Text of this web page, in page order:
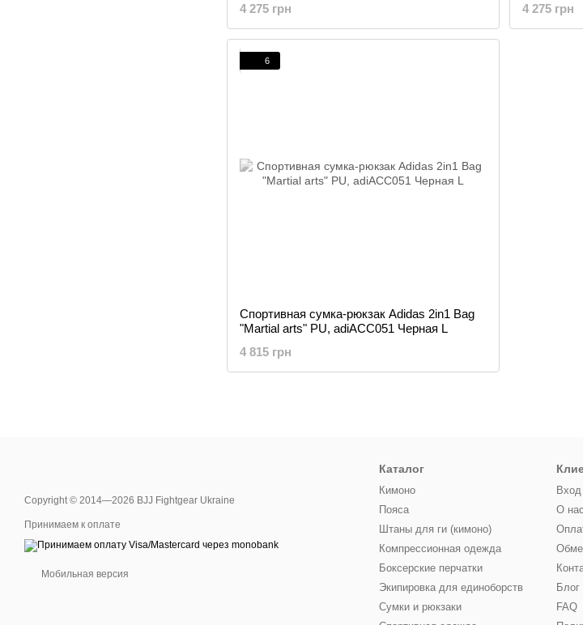
4 275 грн
4 275 грн
6
Спортивная сумка-рюкзак Adidas 2in1 Bag
"Martial arts" PU, adiACC051 Черная L
4 815 грн
Copyright © 2014—2026 BJJ Fightgear Ukraine
Принимаем к оплате
Мобильная версия
Каталог
Кимоно
Пояса
Штаны для ги (кимоно)
Компрессионная одежда
Боксерские перчатки
Экипировка для единоборств
Сумки и рюкзаки
О нас
Блог
FAQ